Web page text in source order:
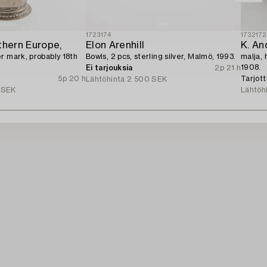
Europe,
mark, probably 18th
5p 20 h
1723174
Elon Arenhill
Bowls, 2 pcs, sterling silver, Malmö, 1993.
Ei tarjouksia
2p 21 h
Lähtöhinta 2 500 SEK
1732172
K.
malja,
1908.